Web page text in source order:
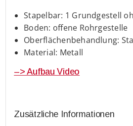
Stapelbar: 1 Grundgestell
Boden: offene Rohrgestelle
Oberflächenbehandlung:
Material: Metall
–> Aufbau Video
Zusätzliche Informationen